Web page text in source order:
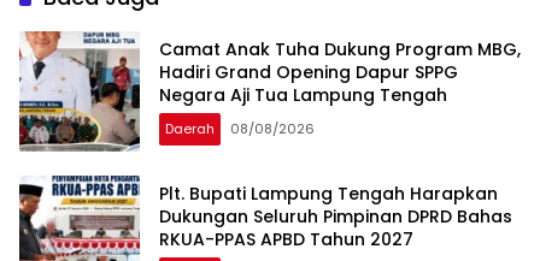
Camat Anak Tuha Dukung Program MBG,
Hadiri Grand Opening Dapur SPPG
Negara Aji Tua Lampung Tengah
Daerah 08/08/2026
Plt. Bupati Lampung Tengah Harapkan
Dukungan Seluruh Pimpinan DPRD Bahas
RKUA-PPAS APBD Tahun 2027